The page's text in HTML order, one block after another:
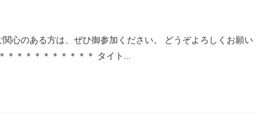
心のある方は、ぜひ御参加ください。 どうぞよろしくお願い
＊＊＊＊＊＊＊＊＊＊ タイト…